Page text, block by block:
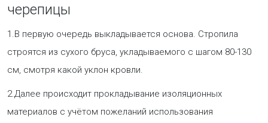
черепицы
1.В первую очередь выкладывается основа. Стропила
строятся из сухого бруса, укладываемого с шагом 80-130
см, смотря какой уклон кровли.
2.Далее происходит прокладывание изоляционных
материалов с учётом пожеланий использования